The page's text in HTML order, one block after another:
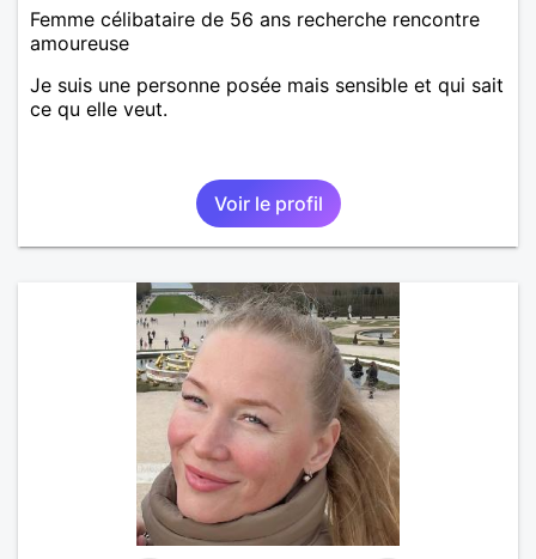
Femme célibataire de 56 ans recherche rencontre
amoureuse
Je suis une personne posée mais sensible et qui sait
ce qu elle veut.
Voir le profil